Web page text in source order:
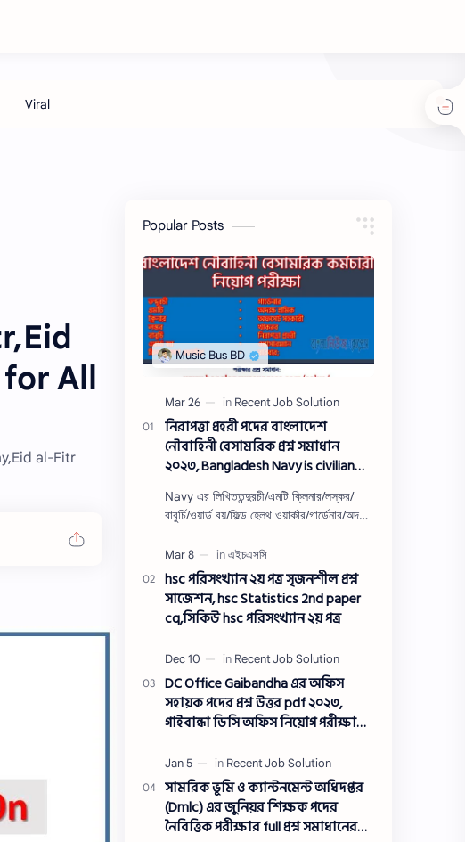
All
al-Fitr
Popular Posts
নিরাপত্তা প্রহরী পদের বাংলাদেশ
নৌবাহিনী বেসামরিক প্রশ্ন সমাধান
২০২৩, Bangladesh Navy is civilian
Security guard post job exam
question solution 2023
Navy এর লিখিততন্দুরচী/এমটি ক্লিনার/লস্কর/
বাবুর্চি/ওয়ার্ড বয়/ফিল্ড হেলথ ওয়ার্কার/গার্ডেনার/অদক্ষ
ওয়াসারম্যা…
hsc পরিসংখ্যান ২য় পত্র সৃজনশীল প্রশ্ন
সাজেশন, hsc Statistics 2nd paper
cq,সিকিউ hsc পরিসংখ্যান ২য় পত্র
DC Office Gaibandha এর অফিস
সহায়ক পদের প্রশ্ন উত্তর pdf ২০২৩,
গাইবান্ধা ডিসি অফিস নিয়োগ পরীক্ষা
২০২৩
সামরিক ভূমি ও ক্যান্টনমেন্ট অধিদপ্তর
(Dmlc) এর জুনিয়র শিক্ষক পদের
নৈবিত্তিক পরীক্ষার full প্রশ্ন সমাধানের